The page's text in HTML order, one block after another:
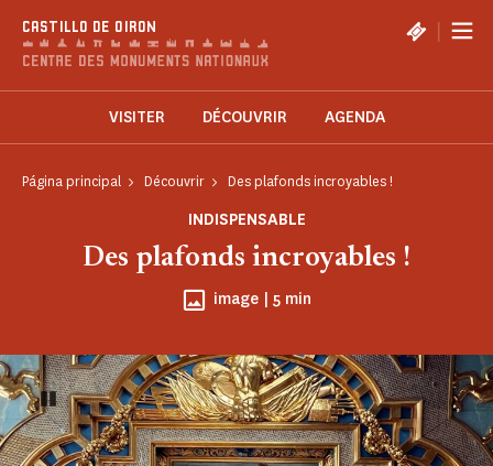
CASTILLO DE OIRON |
VISITER DÉCOUVRIR AGENDA
Página principal Découvrir Des plafonds incroyables !
INDISPENSABLE
image | Tiempo de lectura
5 min
Des plafonds incroyables !
Pause